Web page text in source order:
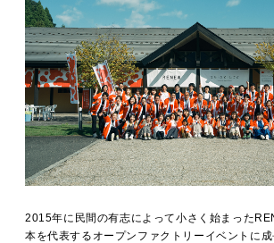
2015年に民間の有志によって小さく始まった
本を代表するオープンファクトリーイベントに